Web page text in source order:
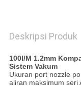
Deskripsi Produk
100l/M 1.2mm
Sistem Vakum
Ukuran port nozzle
aliran maksimum seri